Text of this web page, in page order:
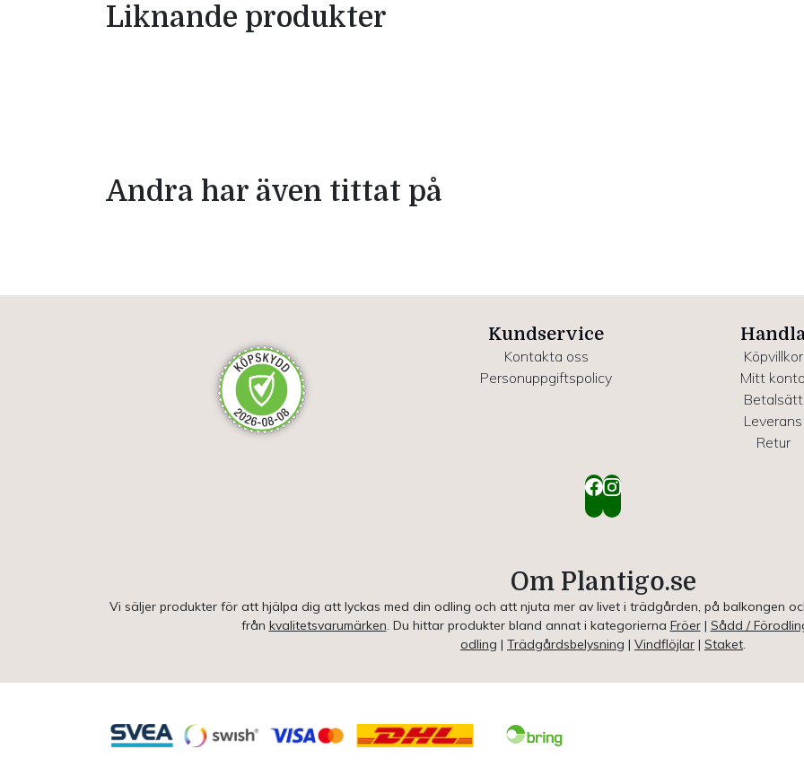
Liknande produkter
Andra har även tittat på
Kundservice
Kontakta oss
Personuppgiftspolicy
Köpvillkor
Mitt konto
Betalsätt
Leverans
Retur
Om Plantigo.se
Vi säljer produkter för att hjälpa dig att lyckas med din odling och att njuta mer av livet i trädgården, på balkongen
från kvalitetsvarumärken. Du hittar produkter bland annat i kategorierna Fröer| Sådd /
odling | Trädgårdsbelysning | Vindflöjlar | Staket.